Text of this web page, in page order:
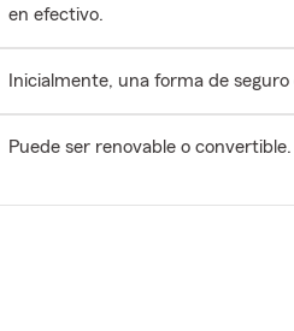
en efectivo.
Inicialmente, una forma de
Puede ser renovable o convertible.